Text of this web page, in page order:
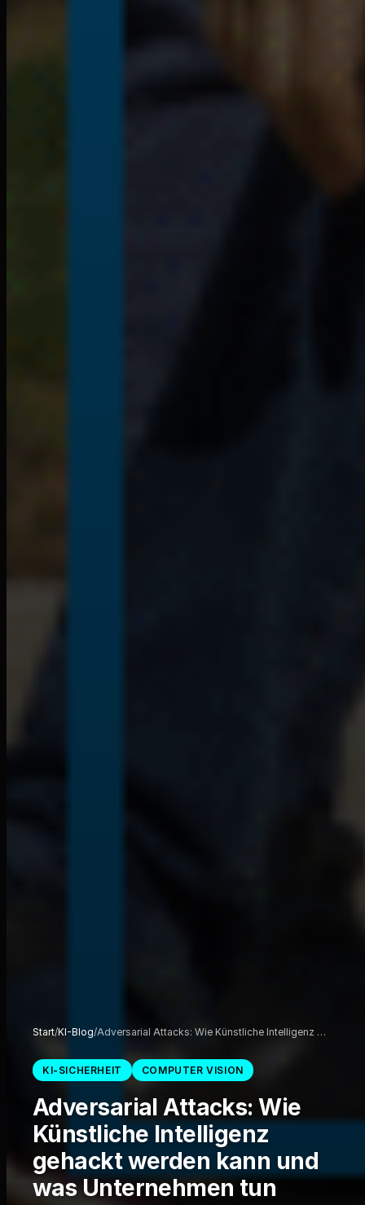
Start/KI-Blog/Adversarial Attacks: Wie Künstliche Intelligenz …
KI-SICHERHEIT COMPUTER VISION
Adversarial Attacks: Wie
Künstliche Intelligenz
gehackt werden kann und
was Unternehmen tun